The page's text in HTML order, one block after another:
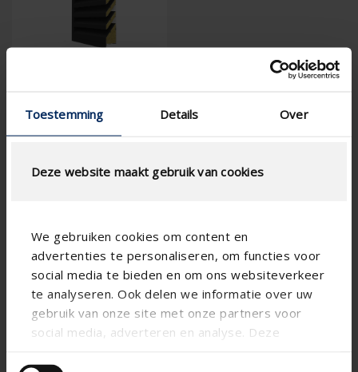
Toestemming Details Over
Deze website maakt gebruik van cookies
We gebruiken cookies om content en
advertenties te personaliseren, om functies voor
social media te bieden en om ons websiteverkeer
te analyseren. Ook delen we informatie over uw
gebruik van onze site met onze partners voor
social media, adverteren en analyse. Deze
Type de moustiquaire
CALCUL DU DÉBIT D'AIR
Spécifications techniques
Surface physique libre (%)
34
Réduction du bruit (dB(A))